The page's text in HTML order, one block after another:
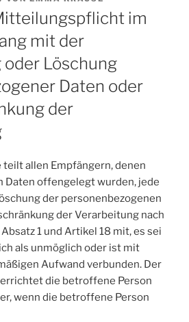
im
mit der
Löschung
Daten oder
der
allen Empfängern, denen
Daten offengelegt wurden, jede
der personenbezogenen
der Verarbeitung nach
1 und Artikel 18 mit, es sei
als unmöglich oder ist mit
Aufwand verbunden. Der
die betroffene Person
wenn die betroffene Person